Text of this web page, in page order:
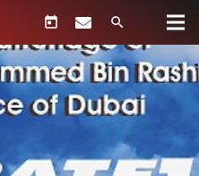
today search